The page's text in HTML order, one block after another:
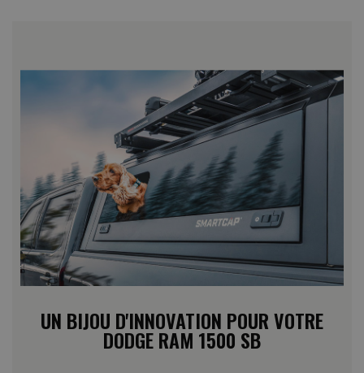
UN BIJOU D'INNOVATION POUR VOTRE
DODGE RAM 1500 SB